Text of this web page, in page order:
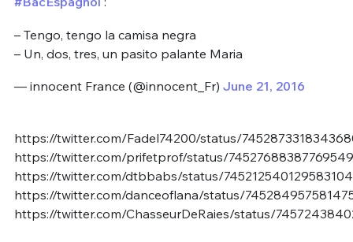
– Tengo, tengo la camisa negra
– Un, dos, tres, un pasito palante Maria
— innocent France (@innocent_Fr) June 21, 2016
https://twitter.com/Fadel74200/status/
https://twitter.com/prifetprof/status/
https://twitter.com/dtbbabs/status/745212540129583104
https://twitter.com/danceoflana/status/
https://twitter.com/ChasseurDeRaies/status/